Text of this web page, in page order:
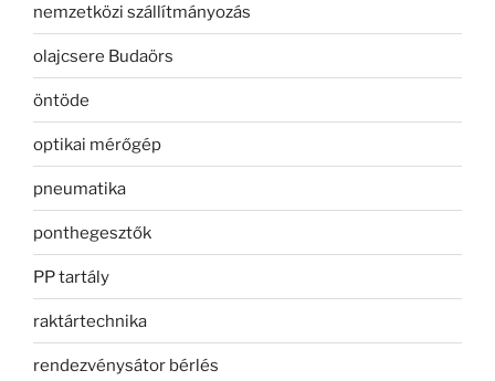
nemzetközi szállítmányozás
olajcsere Budaörs
öntöde
optikai mérőgép
pneumatika
ponthegesztők
PP tartály
raktártechnika
rendezvénysátor bérlés